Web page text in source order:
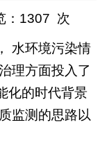
： 1307 次
水环境污染情
理方面投入了
化的时代背景
监测的思路以